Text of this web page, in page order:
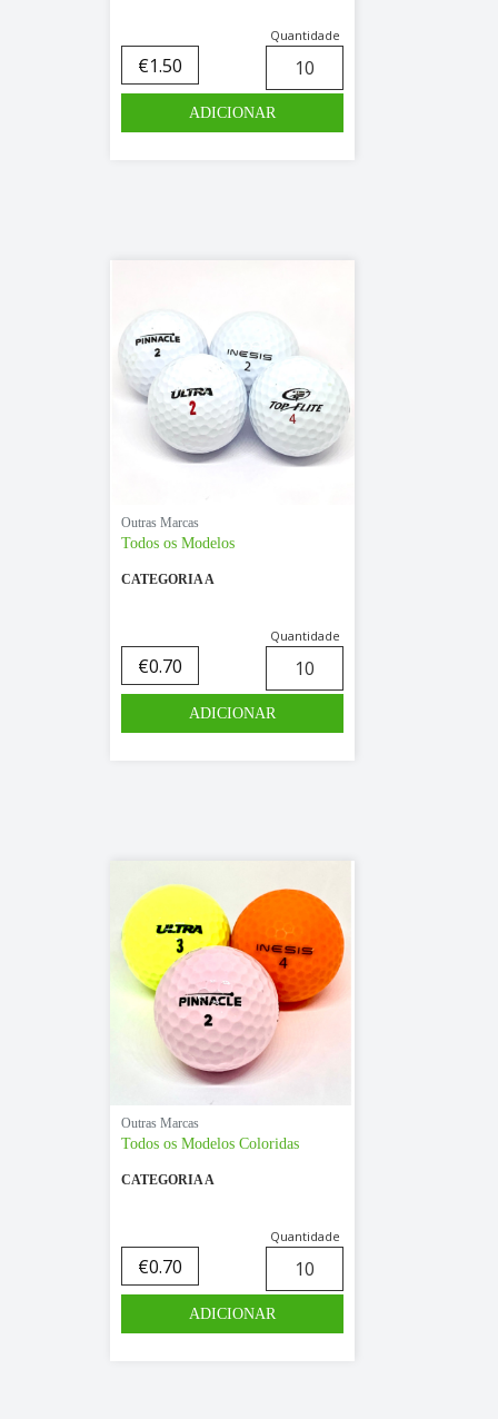
€1.50
Quantidade
Outras Marcas
Todos os Modelos
CATEGORIA A
€0.70
Quantidade
Outras Marcas
Todos os Modelos Coloridas
CATEGORIA A
€0.70
Quantidade